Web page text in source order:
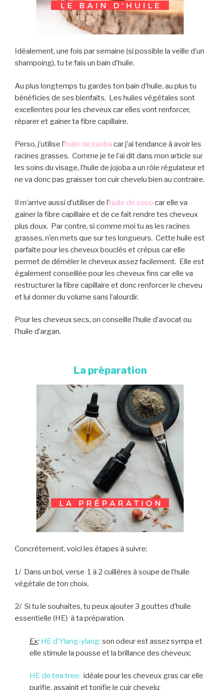
Idéalement, une fois par semaine (si possible la veille d’un
shampoing), tu te fais un bain d’huile.
Au plus longtemps tu gardes ton bain d’huile, au plus tu
bénéficies de ses bienfaits. Les huiles végétales sont
excellentes pour les cheveux car elles vont renforcer,
réparer et gainer ta fibre capillaire.
Perso, j’utilise l’huile de jojoba car j’ai tendance à avoir les
racines grasses. Comme je te l’ai dit dans mon article sur
les soins du visage, l’huile de jojoba a un rôle régulateur et
ne va donc pas graisser ton cuir chevelu bien au contraire.
Il m’arrive aussi d’utiliser de l’huile de coco car elle va
gainer la fibre capillaire et de ce fait rendre tes cheveux
plus doux. Par contre, si comme moi tu as les racines
grasses, n’en mets que sur tes longueurs. Cette huile est
parfaite pour les cheveux bouclés et crépus car elle
permet de démêler le cheveux assez facilement. Elle est
également conseillée pour les cheveux fins car elle va
restructurer la fibre capillaire et donc renforcer le cheveu
et lui donner du volume sans l’alourdir.
Pour les cheveux secs, on conseille l’huile d’avocat ou
l’huile d’argan.
La préparation
Concrètement, voici les étapes à suivre:
1/ Dans un bol, verse 1 à 2 cuillères à soupe de l’huile
végétale de ton choix.
2/ Si tu le souhaites, tu peux ajouter 3 gouttes d’huile
essentielle (HE) à ta préparation.
Ex: HE d’Ylang-ylang: son odeur est assez sympa et
elle stimule la pousse et la brillance des cheveux;
HE de tea tree: idéale pour les cheveux gras car elle
purifie, assainit et tonifie le cuir chevelu;